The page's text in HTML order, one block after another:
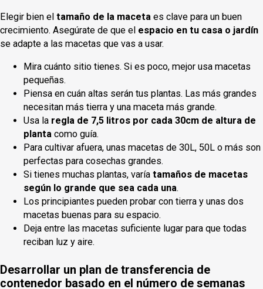
Elegir bien el tamaño de la maceta es clave para un buen
crecimiento. Asegúrate de que el espacio en tu casa o jardín
se adapte a las macetas que vas a usar.
Mira cuánto sitio tienes. Si es poco, mejor usa macetas
pequeñas.
Piensa en cuán altas serán tus plantas. Las más grandes
necesitan más tierra y una maceta más grande.
Usa la regla de 7,5 litros por cada 30cm de altura de
planta como guía.
Para cultivar afuera, unas macetas de 30L, 50L o más son
perfectas para cosechas grandes.
Si tienes muchas plantas, varía tamaños de macetas
según lo grande que sea cada una.
Los principiantes pueden probar con tierra y unas dos
macetas buenas para su espacio.
Deja entre las macetas suficiente lugar para que todas
reciban luz y aire.
Desarrollar un plan de transferencia de
contenedor basado en el número de semanas